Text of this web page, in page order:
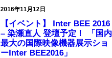
2016年11月12日
【イベント】 Inter BEE 2016
– 染瀬直人 登壇予定！ 「国内
最大の国際映像機器展示ショ
ーInter BEE2016」